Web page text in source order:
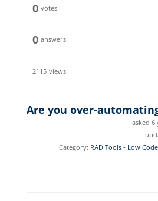
0 votes
0 answers
2115 views
Are you over-
asked 6
Category: RAD Tools - Low